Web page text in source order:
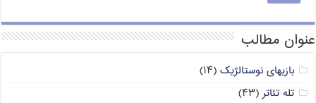
عنوان مطالب
بازیهای نوستالژیک (۱۴)
تله تئاتر (۴۳)